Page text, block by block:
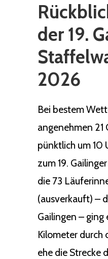
der 19.
2026
Bei bestem
angenehmen
pünktlich um 10
zum 19.
die 73
(ausverkauft) –
Gailingen – ging
Kilometer durch
ehe die Strecke